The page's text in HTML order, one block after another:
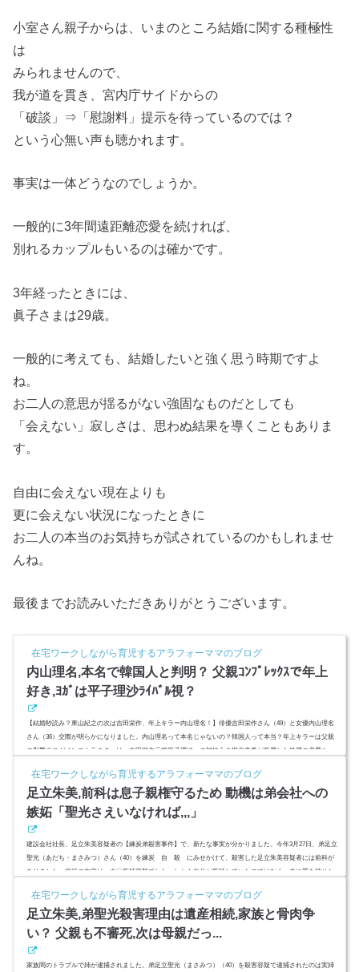
小室さん親子からは、いまのところ結婚に関する種極性
は
みられませんので、
我が道を貫き、宮内庁サイドからの
「破談」⇒「慰謝料」提示を待っているのでは？
という心無い声も聴かれます。
事実は一体どうなのでしょうか。
一般的に3年間遠距離恋愛を続ければ、
別れるカップルもいるのは確かです。
3年経ったときには、
眞子さまは29歳。
一般的に考えても、結婚したいと強く思う時期ですよ
ね。
お二人の意思が揺るがない強固なものだとしても
「会えない」寂しさは、思わぬ結果を導くこともありま
す。
自由に会えない現在よりも
更に会えない状況になったときに
お二人の本当のお気持ちが試されているのかもしれませ
んね。
最後までお読みいただきありがとうございます。
在宅ワークしながら育児するアラフォーママのブログ
内山理名,本名で韓国人と判明？ 父親ｺﾝﾌﾟﾚｯｸｽで年上
好き,ﾖｶﾞは平子理沙ﾗｲﾊﾞﾙ視？
【結婚秒読み？東山紀之の次は吉田栄作、年上キラー内山理名！】俳優吉田栄作さん（49）と女優内山理名
さん（36）交際が明らかになりました。内山理名って本名じゃないの？韓国人って本当？年上キラーは父親
の影響？ヨガインストラクターは、吉田栄作元嫁平子理沙への対抗心？堀北真希が所属した鉄壁の恋愛ルー
).push({});スポンサーリンク(adsbygoogle = window.adsbygoogle || ).push({});内山理名,本名で韓国人と判明？内
山...
在宅ワークしながら育児するアラフォーママのブログ
足立朱美,前科は息子親権守るため 動機は弟会社への
嫉妬「聖光さえいなければ,,,」
建設会社社長、足立朱美容疑者の【練炭弟殺害事件】で、新たな事実が分かりました。今年3月27日、弟足立
聖光（あだち・まさみつ）さん（40）を練炭 自 殺 にみせかけて、殺害した足立朱美容疑者には前科が
ありました。前科の内容は 大〇所持容疑でした。しかも自分が所持していたのではなく、夫に罪を被せた
について調べてみました。スポンサーリンク(adsbygoogle = window.adsbygoogle || ).push({});足立朱美,前科は
息子親権...
在宅ワークしながら育児するアラフォーママのブログ
足立朱美,弟聖光殺害理由は遺産相続,家族と骨肉争
い？ 父親も不審死,次は母親だっ...
家族間のトラブルで姉が逮捕されました。弟足立聖光（まさみつ）（40）を殺害容疑で逮捕されたのは実姉